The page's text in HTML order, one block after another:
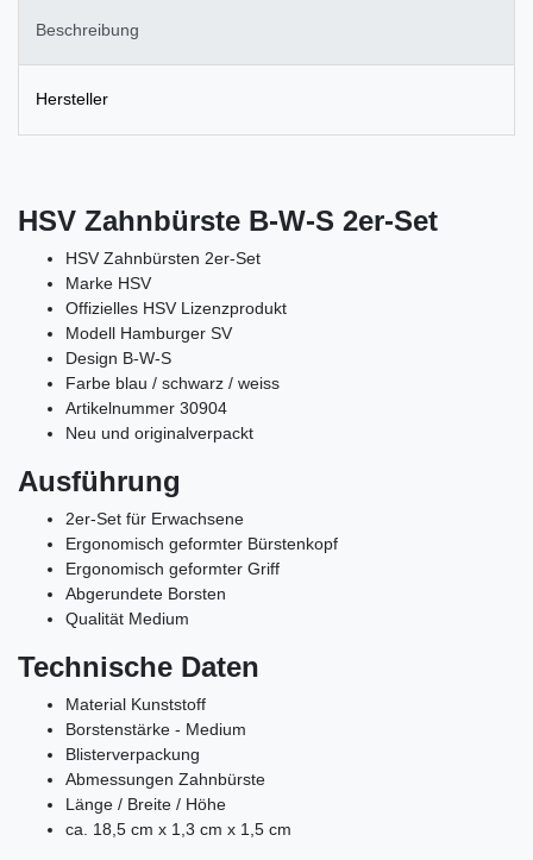
Beschreibung
Hersteller
HSV Zahnbürste B-W-S 2er-Set
HSV Zahnbürsten 2er-Set
Marke HSV
Offizielles HSV Lizenzprodukt
Modell Hamburger SV
Design B-W-S
Farbe blau / schwarz / weiss
Artikelnummer 30904
Neu und originalverpackt
Ausführung
2er-Set für Erwachsene
Ergonomisch geformter Bürstenkopf
Ergonomisch geformter Griff
Abgerundete Borsten
Qualität Medium
Technische Daten
Material Kunststoff
Borstenstärke - Medium
Blisterverpackung
Abmessungen Zahnbürste
Länge / Breite / Höhe
ca. 18,5 cm x 1,3 cm x 1,5 cm